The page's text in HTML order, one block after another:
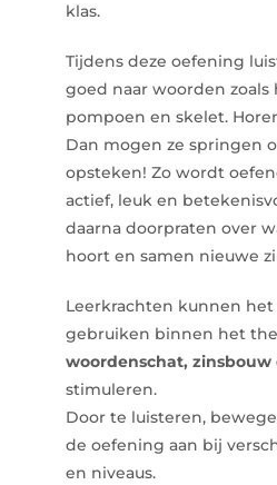
klas.
Tijdens deze oefening
goed naar woorden zoals
pompoen en skelet.
Dan mogen ze springen
opsteken! Zo wordt
actief, leuk en
daarna doorpraten over
hoort en samen nieuwe
Leerkrachten kunnen
gebruiken binnen het
woordenschat,
stimuleren.
Door te luisteren,
de oefening aan bij
en niveaus.